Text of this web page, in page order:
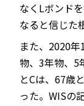
なくLボンド
なると信じた
また、2020
物、3年物、5
とCは、67歳
った。WISの